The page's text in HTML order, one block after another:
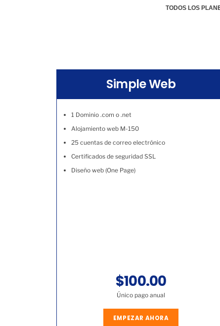
TODOS LOS
Simple Web
1 Dominio .com o .net
Alojamiento web M-150
25 cuentas de correo electrónico
Certificados de seguridad SSL
Diseño web (One Page)
$100.00
Único pago anual
EMPEZAR AHORA